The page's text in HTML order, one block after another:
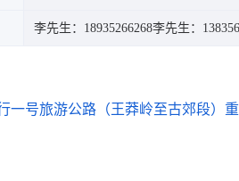
李先生：18935266268李先生：
一号旅游公路（王莽岭至古郊段）